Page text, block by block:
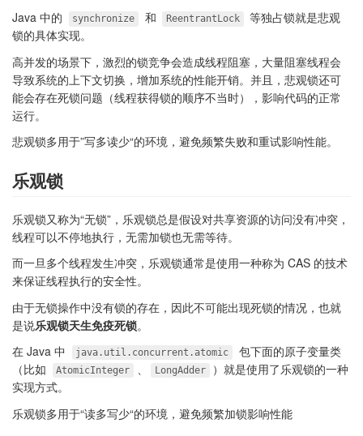
Java 中的
synchronize 和 ReentrantLock
等独占锁就是悲观
锁的具体实现。
高并发的场景下，激烈的锁竞争会造成线程阻塞，大量阻塞线程会
导致系统的上下文切换，增加系统的性能开销。并且，悲观锁还可
能会存在死锁问题（线程获得锁的顺序不当时），影响代码的正常
运行。
悲观锁多用于”写多读少“的环境，避免频繁失败和重试影响性能。
乐观锁
乐观锁又称为“无锁”，乐观锁总是假设对共享资源的访问没有冲突，
线程可以不停地执行，无需加锁也无需等待。
而一旦多个线程发生冲突，乐观锁通常是使用一种称为 CAS 的技术
来保证线程执行的安全性。
由于无锁操作中没有锁的存在，因此不可能出现死锁的情况，也就
是说乐观锁天生免疫死锁。
在 Java 中
java.util.concurrent.atomic
包下面的原子变量类
（比如
AtomicInteger 、 LongAdder
）就是使用了乐观锁的一种
实现方式。
乐观锁多用于“读多写少“的环境，避免频繁加锁影响性能